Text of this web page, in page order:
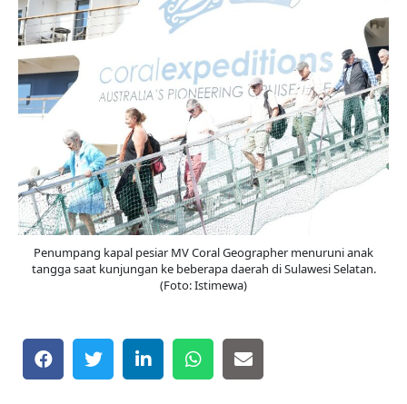
Penumpang kapal pesiar MV Coral Geographer menuruni anak
tangga saat kunjungan ke beberapa daerah di Sulawesi Selatan.
(Foto: Istimewa)